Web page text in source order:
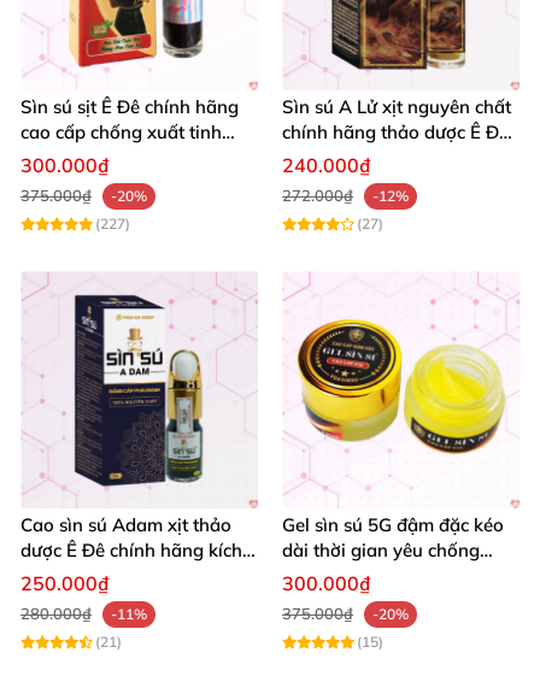
Sìn sú sịt Ê Đê chính hãng
cao cấp chống xuất tinh
sớm an toàn
300.000₫
375.000₫
-20%
(227)
Sìn sú A Lử xịt nguyên chất
chính hãng thảo dược Ê Đê
tăng cường sinh lực
240.000₫
272.000₫
-12%
(27)
Cao sìn sú Adam xịt thảo
dược Ê Đê chính hãng kích
thích mạnh mẽ
250.000₫
280.000₫
-11%
(21)
Gel sìn sú 5G đậm đặc kéo
dài thời gian yêu chống
xuất tinh sớm nhanh
300.000₫
375.000₫
-20%
(15)